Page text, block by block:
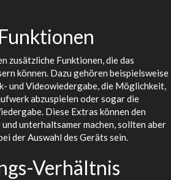
zusätzliche Funktionen, die das
können. Dazu gehören beispielsweise
und Videowiedergabe, die Möglichkeit,
abzuspielen oder sogar die
Diese Extras können den
unterhaltsamer machen, sollten aber
der Auswahl des Geräts sein.
Verhältnis